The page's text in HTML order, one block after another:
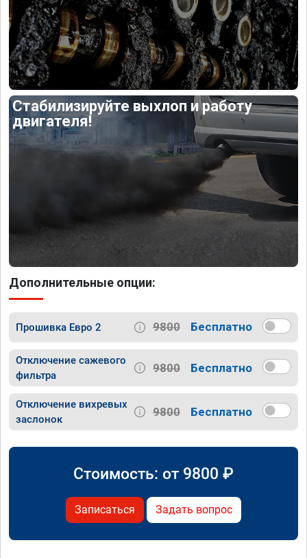
Стабилизируйте выхлоп и работу
двигателя!
Дополнительные опции:
Прошивка Евро 2 9800 Бесплатно
Отключение сажевого
фильтра
9800 Бесплатно
Отключение вихревых
заслонок
9800 Бесплатно
Стоимость: от 9800 ₽
Записаться Задать вопрос